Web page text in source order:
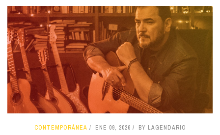
CONTEMPORÁNEA ENE 09, 2026 BY LAGENDARIO